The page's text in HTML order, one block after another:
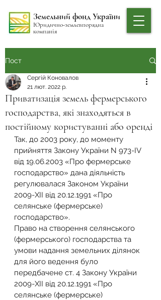
Земельний фонд України
Юридично-землевпорядна
компанія
Пост
Приватизація земель фермерського
господарства, які знаходяться в
постійному користуванні або оренді
Сергій Коновалов
21 лют. 2022 р.
Так, до 2003 року, до моменту
прийняття Закону України N 973-IV
від 19.06.2003 «Про фермерське
господарство» дана діяльність
регулювалася Законом України
2009-XII від 20.12.1991 «Про
селянське (фермерське)
господарство».
Право на створення селянського
(фермерського) господарства та
умови надання земельних ділянок
для його ведення було
передбачене ст. 4 Закону України
2009-XII від 20.12.1991 «Про
селянське (фермерське)